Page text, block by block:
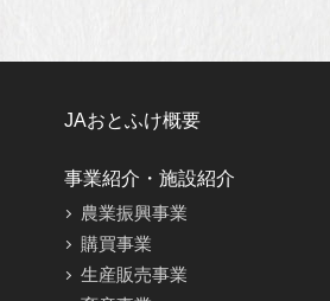
JAおとふけ概要
事業紹介・施設紹介
農業振興事業
購買事業
生産販売事業